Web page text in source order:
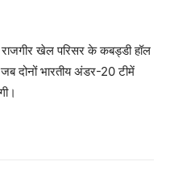
खेल परिसर के कबड्डी हॉल
दोनों भारतीय अंडर-20 टीमें